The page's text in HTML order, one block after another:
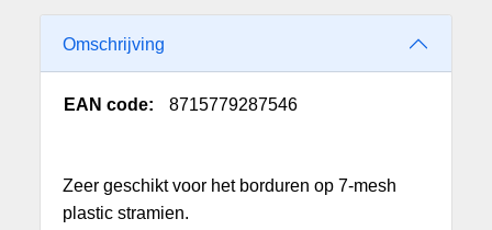
Omschrijving
EAN code: 8715779287546
Zeer geschikt voor het borduren op 7-mesh
plastic stramien.